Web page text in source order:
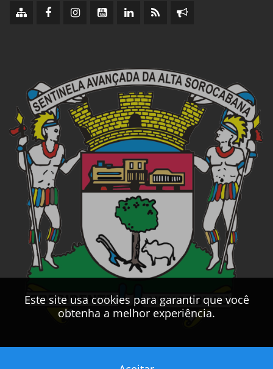
Este site usa cookies para garantir que você
obtenha a melhor experiência.